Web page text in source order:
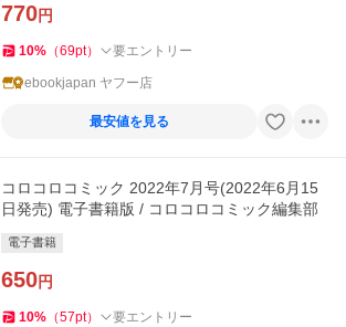
770円
10% （69pt） 要エントリー
ebookjapan ヤフー店
最安値を見る
コロコロコミック 2022年7月号(2022年6月15
日発売) 電子書籍版 / コロコロコミック編集部
電子書籍
650円
10% （57pt） 要エントリー